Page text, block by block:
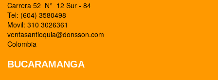
Carrera 52 N° 12 Sur - 84
Tel: (604) 3580498
Movil: 310 3026361
ventasantioquia@donsson.com
Colombia
BUCARAMANGA